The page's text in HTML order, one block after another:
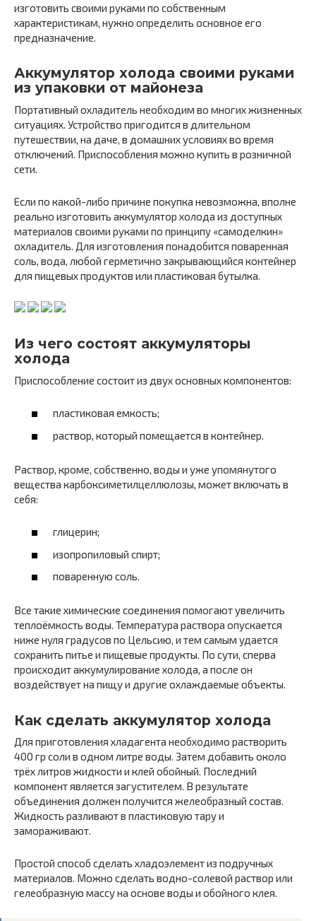
изготовить своими руками по собственным
характеристикам, нужно определить основное его
предназначение.
Аккумулятор холода своими руками
из упаковки от майонеза
Портативный охладитель необходим во многих жизненных
ситуациях. Устройство пригодится в длительном
путешествии, на даче, в домашних условиях во время
отключений. Приспособления можно купить в розничной
сети.
Если по какой-либо причине покупка невозможна, вполне
реально изготовить аккумулятор холода из доступных
материалов своими руками по принципу «самоделкин»
охладитель. Для изготовления понадобится поваренная
соль, вода, любой герметично закрывающийся контейнер
для пищевых продуктов или пластиковая бутылка.
Из чего состоят аккумуляторы
холода
Приспособление состоит из двух основных компонентов:
пластиковая емкость;
раствор, который помещается в контейнер.
Раствор, кроме, собственно, воды и уже упомянутого
вещества карбоксиметилцеллюлозы, может включать в
себя:
глицерин;
изопропиловый спирт;
поваренную соль.
Все такие химические соединения помогают увеличить
теплоёмкость воды. Температура раствора опускается
ниже нуля градусов по Цельсию, и тем самым удается
сохранить питье и пищевые продукты. По сути, сперва
происходит аккумулирование холода, а после он
воздействует на пищу и другие охлаждаемые объекты.
Как сделать аккумулятор холода
Для приготовления хладагента необходимо растворить
400 гр соли в одном литре воды. Затем добавить около
трёх литров жидкости и клей обойный. Последний
компонент является загустителем. В результате
объединения должен получится желеобразный состав.
Жидкость разливают в пластиковую тару и
замораживают.
Простой способ сделать хладоэлемент из подручных
материалов. Можно сделать водно-солевой раствор или
гелеобразную массу на основе воды и обойного клея.